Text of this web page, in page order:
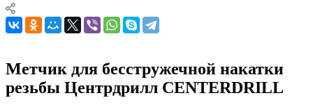
Метчик для бесстружечной накатки
резьбы Центрдрилл CENTERDRILL